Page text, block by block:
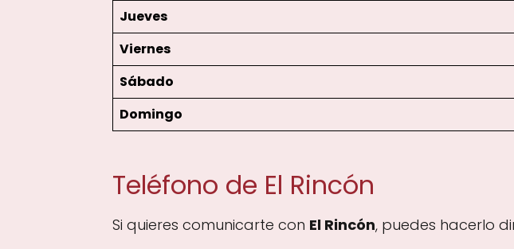
Jueves
Viernes
Sábado
Domingo
Teléfono de El Rincón
Si quieres comunicarte con El Rincón, puedes hacerlo